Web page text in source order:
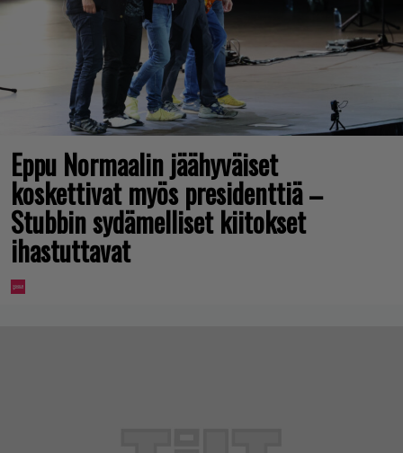
Eppu Normaalin jäähyväiset
koskettivat myös presidenttiä –
Stubbin sydämelliset kiitokset
ihastuttavat